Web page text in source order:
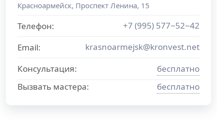
Красноармейск, Проспект Ленина, 15
Телефон:
+7 (995) 577−52−42
Email:
krasnoarmejsk@kronvest.net
Консультация:
бесплатно
Вызвать мастера:
бесплатно